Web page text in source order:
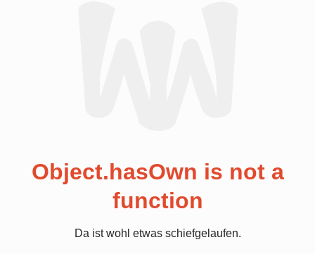
Object.hasOwn is not a
function
Da ist wohl etwas schiefgelaufen.